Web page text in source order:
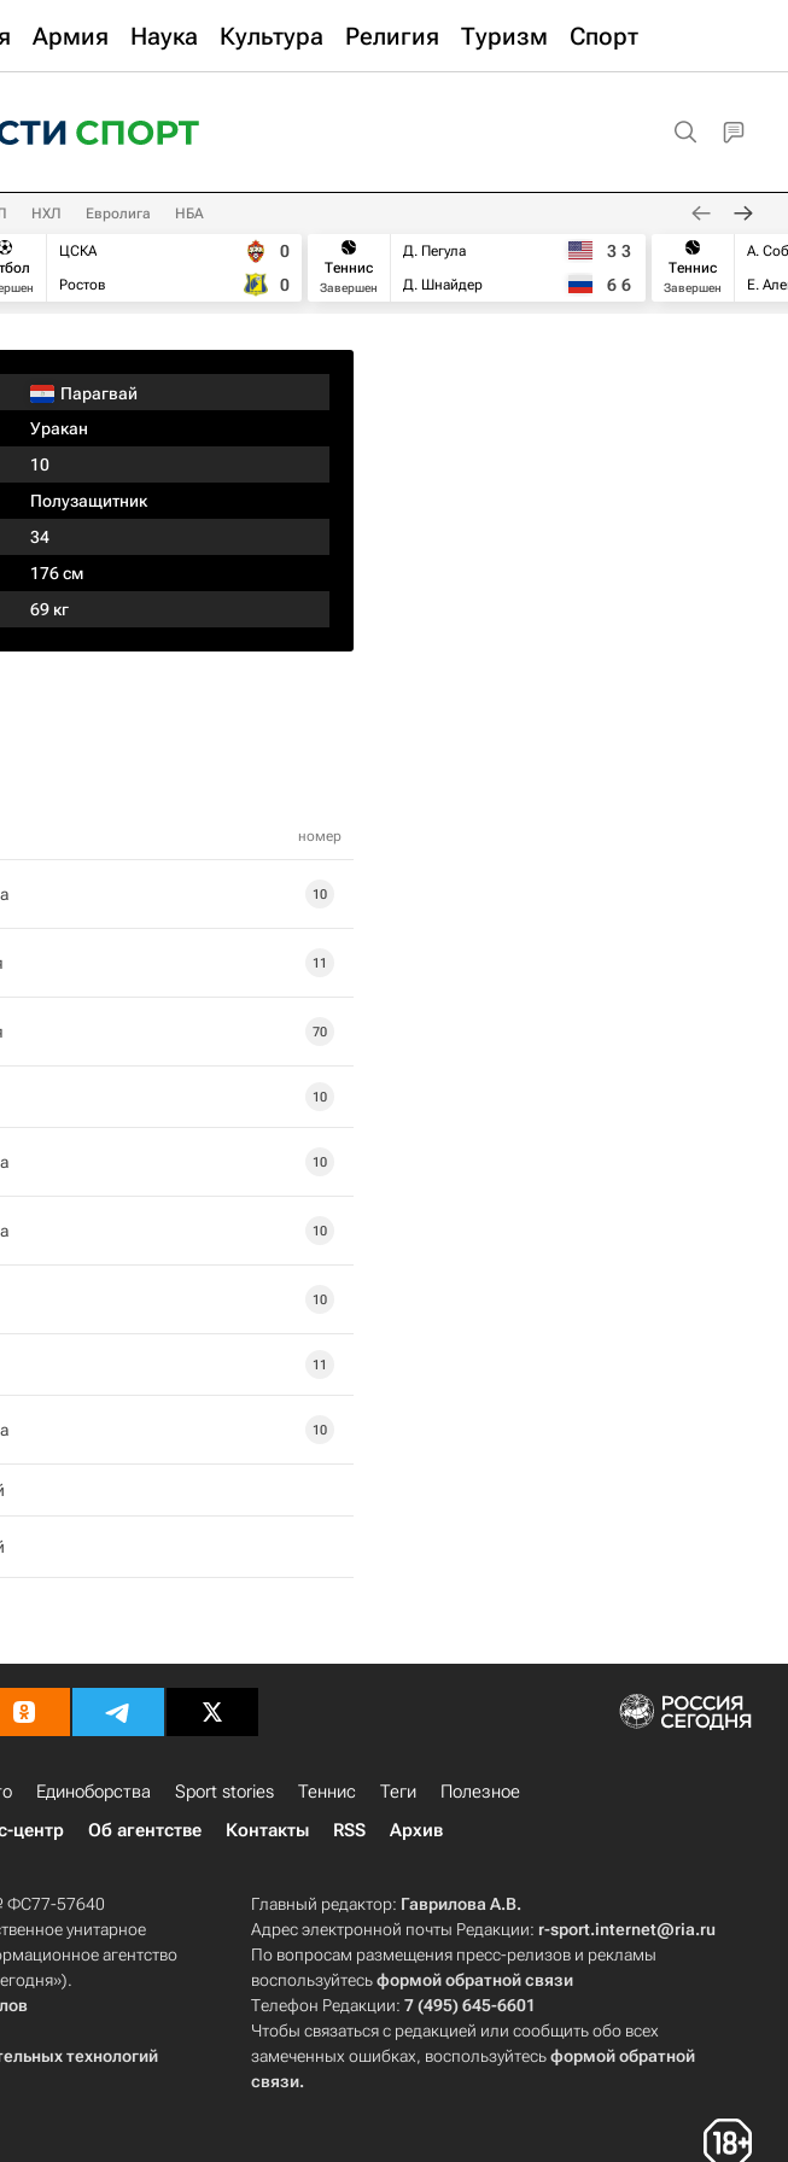
Армия Наука Культура Религия Туризм Спорт
НХЛ Евролига НБА
ЦСКА
Ростов
0
0
Теннис
Завершен
Д. Пегула
Д. Шнайдер
3 3
6 6
Теннис
Завершен
А.
Е.
Парагвай
Уракан
10
Полузащитник
34
176 см
69 кг
номер
10
11
70
10
10
10
10
11
10
Единоборства Sport stories Теннис Теги
Полезное
центр Об агентстве Контакты RSS Архив
ФС77-57640
унитарное
агентство
технологий
Главный редактор: Гаврилова А.В.
Адрес электронной почты Редакции: r-sport.internet@ria.ru
По вопросам размещения пресс-релизов и рекламы
воспользуйтесьформой обратной связи
Телефон Редакции:7 (495) 645-6601
Чтобы связаться с редакцией или сообщить обо всех
замеченных ошибках, воспользуйтесьформой обратной
связи.